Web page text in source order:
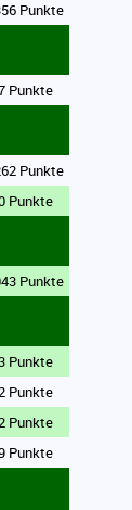
Punkte
Punkte
Punkte
Punkte
Punkte
Punkte
Punkte
Punkte
Punkte